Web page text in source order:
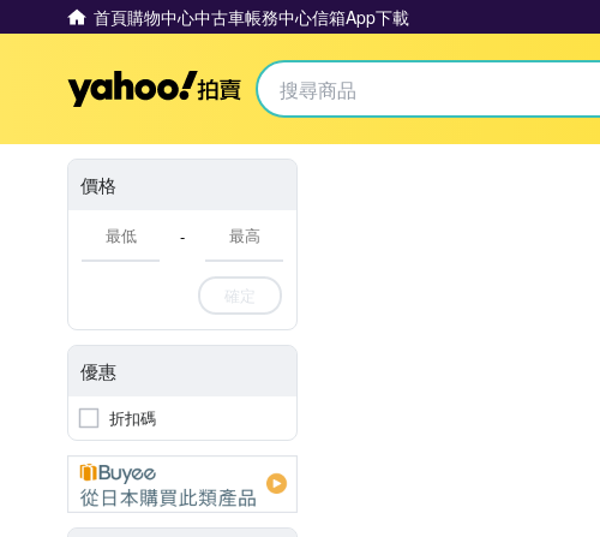
首頁購物中心中古車帳務中心信箱App下載
Yahoo拍賣
價格
-
確定
優惠
折扣碼